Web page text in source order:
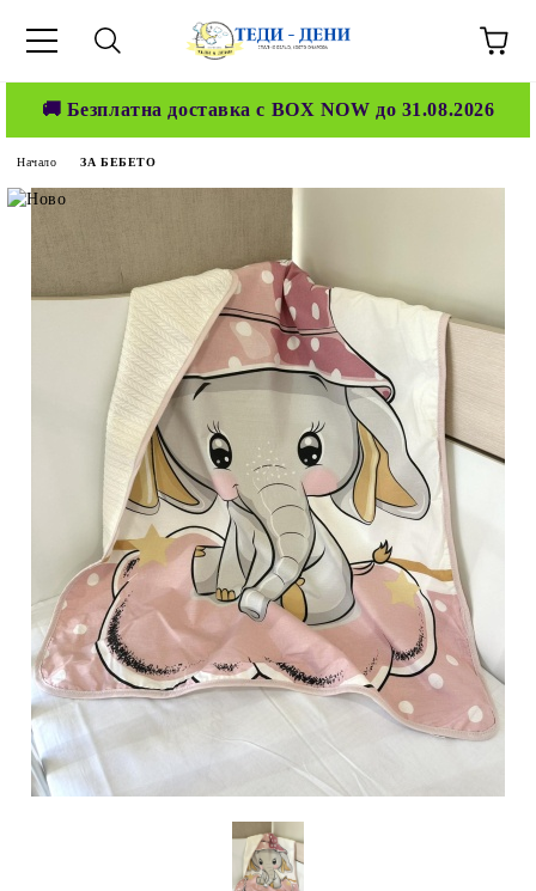
🚚 Безплатна доставка с BOX NOW до 31.08.2026
Начало ЗА БЕБЕТО